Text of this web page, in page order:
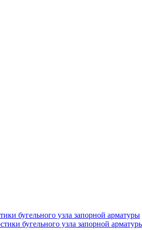
бугельного узла запорной